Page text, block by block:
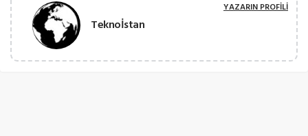
Teknoİstan
YAZARIN PROFILI